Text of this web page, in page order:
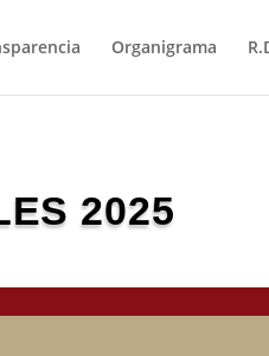
Organigrama
2025